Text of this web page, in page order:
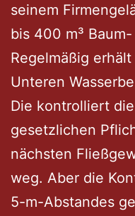
seinem
bis 400 m³
Regelmäßig
Unteren
Die kontrolliert
gesetzlichen
nächsten
weg. Aber die
5-m-Abstandes